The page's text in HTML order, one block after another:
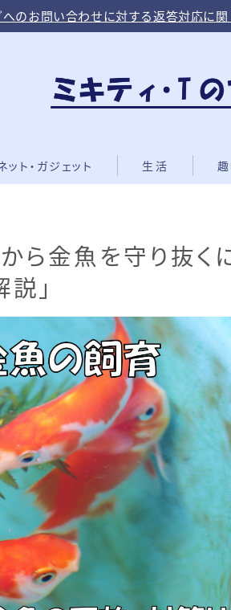
のお問い合わせに対する返答対応に関
ット・ガジェット 生活
ら金魚を守り抜く
」